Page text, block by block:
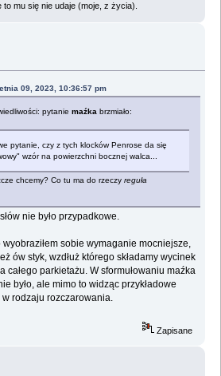
mu się nie udaje (moje, z życia).
09, 2023, 10:36:57 pm
pytaniemaźka brzmiało:
pytanie, czy z tych klocków Penrose da się
wzór na powierzchni bocznej walca...
chcemy? Co tu ma do rzeczyreguła
nie było przypadkowe.
sobie wymaganie mocniejsze,
ów styk, wzdłuż którego składamy wycinek
całego parkietażu. W sformułowaniu maźka
było, ale mimo to widząc przykładowe
rodzaju rozczarowania.
Zapisane